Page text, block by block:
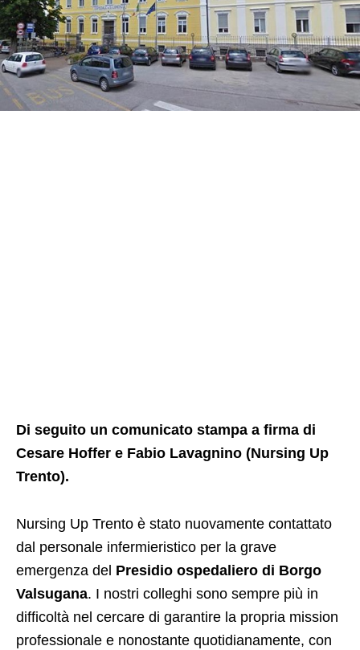
Di seguito un comunicato stampa a firma di
Cesare Hoffer e Fabio Lavagnino (Nursing Up
Trento).
Nursing Up Trento è stato nuovamente contattato
dal personale infermieristico per la grave
emergenza del Presidio ospedaliero di Borgo
Valsugana. I nostri colleghi sono sempre più in
difficoltà nel cercare di garantire la propria mission
professionale e nonostante quotidianamente, con